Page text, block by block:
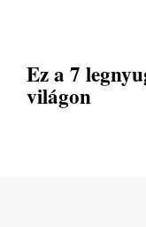
Ez a 7
világon